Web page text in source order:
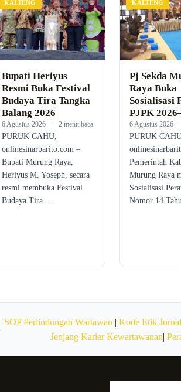
KALTENG
Bupati Heriyus
Resmi Buka Festival
Budaya Tira Tangka
Balang 2026
6 Agustus 2026 · 2 menit baca
PURUK CAHU,
onlinesinarbarito.com –
Bupati Murung Raya,
Heriyus M. Yoseph, secara
resmi membuka Festival
Budaya Tira…
KALTENG
Pj Sekda
Raya Buka
Sosialisasi
PJPK
6 Agustus 2026 ·
PURUK
Pemerintah
Murung Raya
Sosialisasi
Nomor 14
| SOP Perlindungan Wartawan | Kode Etik
Jenjang Karier Kewartawanan|